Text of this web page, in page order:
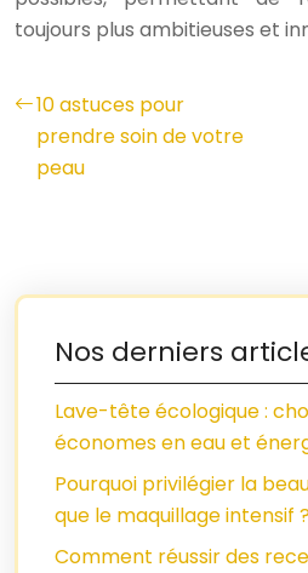
toujours plus ambitieuses et
10 astuces pour
prendre soin de votre
peau
Nos derniers
Lave-tête écologique :
économes en eau et
Pourquoi privilégier la
que le maquillage intensif
Comment réussir des